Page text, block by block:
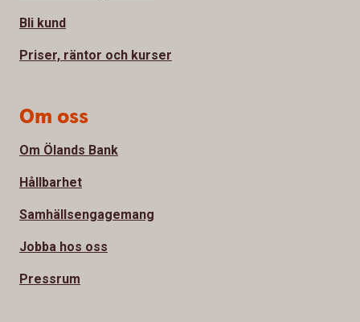
Bli kund
Priser, räntor och kurser
Om oss
Om Ölands Bank
Hållbarhet
Samhällsengagemang
Jobba hos oss
Pressrum